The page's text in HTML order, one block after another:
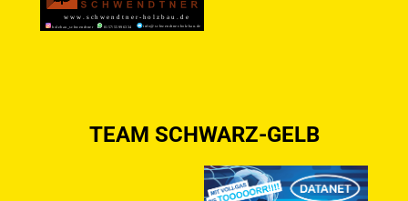
TEAM SCHWARZ-GELB